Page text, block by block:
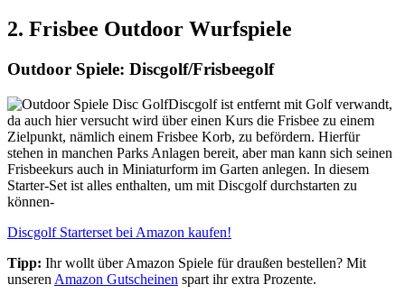
2. Frisbee Outdoor Wurfspiele
Outdoor Spiele: Discgolf/Frisbeegolf
Discgolf ist entfernt mit Golf verwandt,
da auch hier versucht wird über einen Kurs die Frisbee zu einem
Zielpunkt, nämlich einem Frisbee Korb, zu befördern. Hierfür
stehen in manchen Parks Anlagen bereit, aber man kann sich seinen
Frisbeekurs auch in Miniaturform im Garten anlegen. In diesem
Starter-Set ist alles enthalten, um mit Discgolf durchstarten zu
können-
Discgolf Starterset bei Amazon kaufen!
Tipp: Ihr wollt über Amazon Spiele für draußen bestellen? Mit
unseren Amazon Gutscheinen spart ihr extra Prozente.